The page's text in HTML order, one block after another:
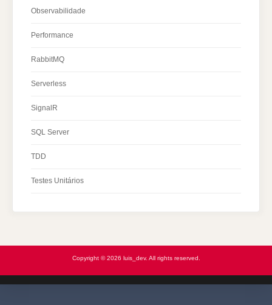
Observabilidade
Performance
RabbitMQ
Serverless
SignalR
SQL Server
TDD
Testes Unitários
Copyright © 2026 luis_dev. All rights reserved.